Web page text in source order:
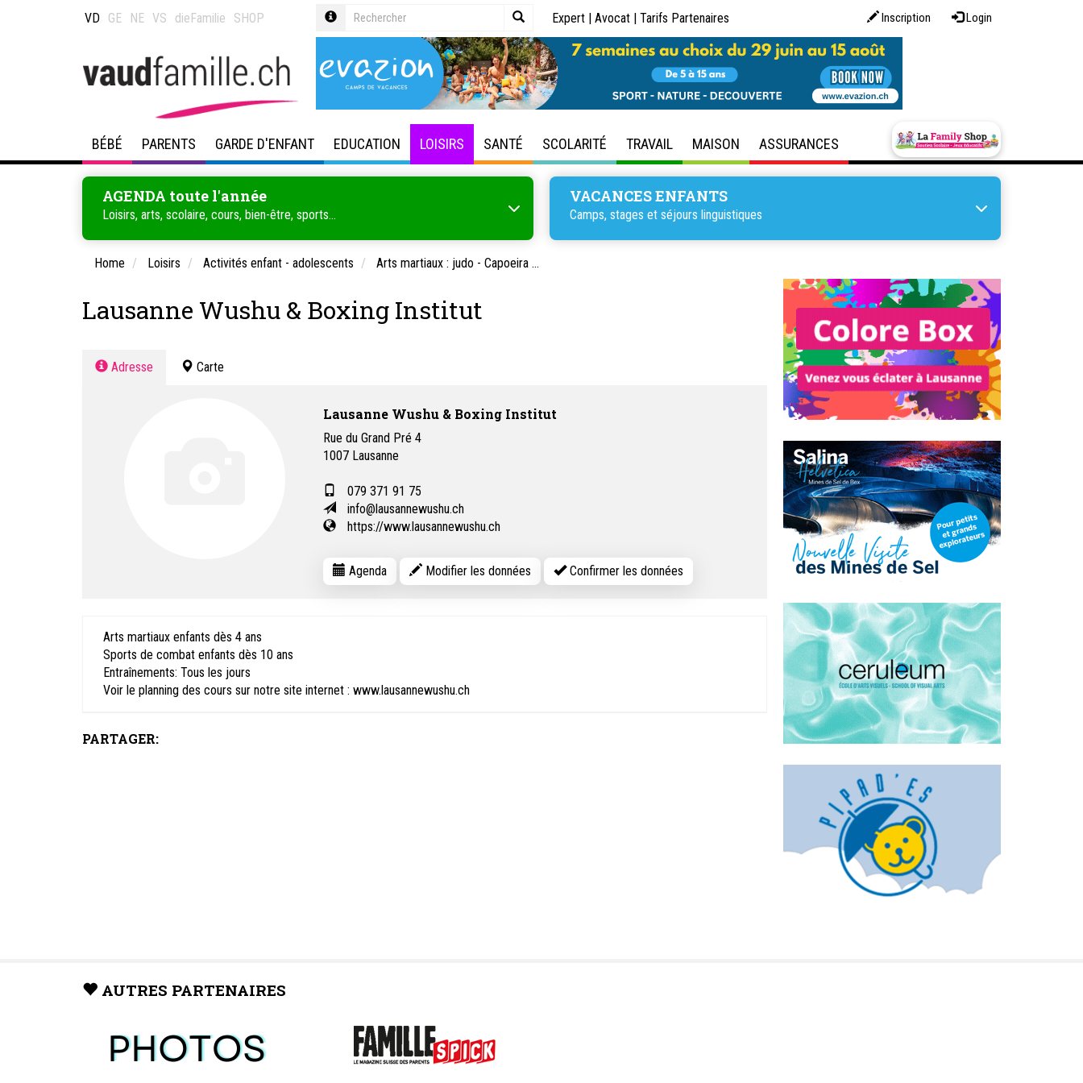
VD GE NE VS dieFamilie SHOP Inscription Login
Expert | Avocat | Tarifs Partenaires
BÉBÉ PARENTS GARDE D'ENFANT EDUCATION LOISIRS SANTÉ SCOLARITÉ TRAVAIL MAISON ASSURANCES
AGENDA toute l'année
Loisirs, arts, scolaire, cours, bien-être, sports...
VACANCES ENFANTS
Camps, stages et séjours linguistiques
Home Loisirs Activités enfant - adolescents Arts martiaux : judo - Capoeira ...
Lausanne Wushu & Boxing Institut
Adresse Carte
Lausanne Wushu & Boxing Institut
Rue du Grand Pré 4
1007 Lausanne
079 371 91 75
info@lausannewushu.ch
https://www.lausannewushu.ch
Agenda Modifier les données Confirmer les données
Arts martiaux enfants dès 4 ans
Sports de combat enfants dès 10 ans
Entraînements: Tous les jours
Voir le planning des cours sur notre site internet : www.lausannewushu.ch
PARTAGER:
AUTRES PARTENAIRES